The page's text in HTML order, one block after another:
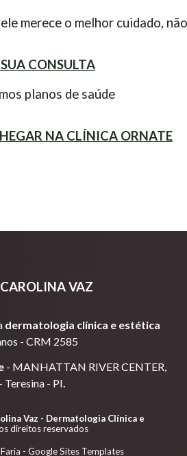
merece o melhor cuidado,
CONSULTA
planos de saúde
NA CLÍNICA ORNATE
VAZ
dermatologia clínica e estética
- CRM 2585
- MANHATTAN RIVER CENTER,
Teresina - PI.
Vaz - Dermatologia Clínica e
direitos reservados
- Google Sites Templates